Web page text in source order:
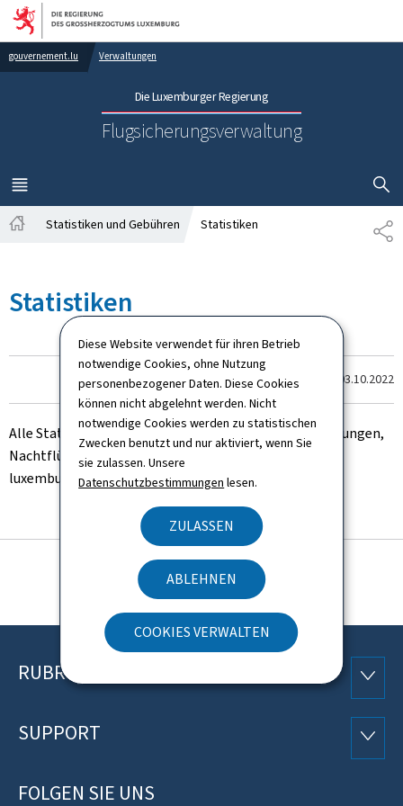
Diese Website verwendet für ihren Betrieb
notwendige Cookies, ohne Nutzung
personenbezogener Daten. Diese Cookies
können nicht abgelehnt werden. Nicht
notwendige Cookies werden zu statistischen
Zwecken benutzt und nur aktiviert, wenn Sie
sie zulassen. Unsere
Datenschutzbestimmungen lesen.
ZULASSEN
ABLEHNEN
COOKIES VERWALTEN
Zur Hauptnavigation
Zum Inhalt
gouvernement.lu Verwaltungen
Die Luxemburger Regierung
Flugsicherungsverwaltung
MENÜ
HAUPT-
Statistiken und Gebühren Statistiken
Statistiken
Zum letzten Mal aktualisiert am 03.10.2022
Alle Statistiken (Umwelt, Entwicklung der Flugbewegungen,
Nachtflüge, etc.) sind von nun an auf dem
luxemburgischenOpen Data – Portalabrufbar.
Footer
RUBRIKEN
SUPPORT
FOLGEN SIE UNS